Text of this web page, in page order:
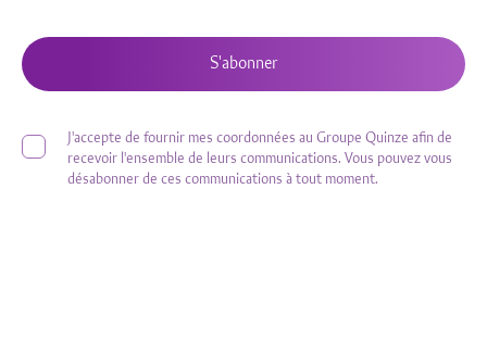
J'accepte de fournir mes coordonnées au Groupe Quinze afin de
recevoir l'ensemble de leurs communications. Vous pouvez vous
désabonner de ces communications à tout moment.
S'abonner